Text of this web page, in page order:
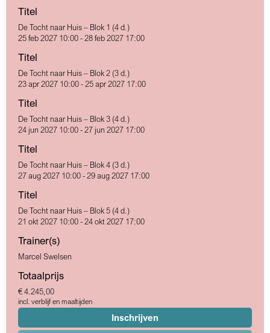
Titel
De Tocht naar Huis – Blok 1 (4 d.)
25 feb 2027 10:00 - 28 feb 2027 17:00
Titel
De Tocht naar Huis – Blok 2 (3 d.)
23 apr 2027 10:00 - 25 apr 2027 17:00
Titel
De Tocht naar Huis – Blok 3 (4 d.)
24 jun 2027 10:00 - 27 jun 2027 17:00
Titel
De Tocht naar Huis – Blok 4 (3 d.)
27 aug 2027 10:00 - 29 aug 2027 17:00
Titel
De Tocht naar Huis – Blok 5 (4 d.)
21 okt 2027 10:00 - 24 okt 2027 17:00
Trainer(s)
Marcel Swelsen
Totaalprijs
€ 4.245,00
incl. verblijf en maaltijden
Inschrijven